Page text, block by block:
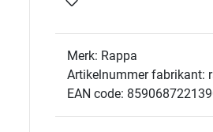
Merk: Rappa
Artikelnummer fabrikant:
EAN code: